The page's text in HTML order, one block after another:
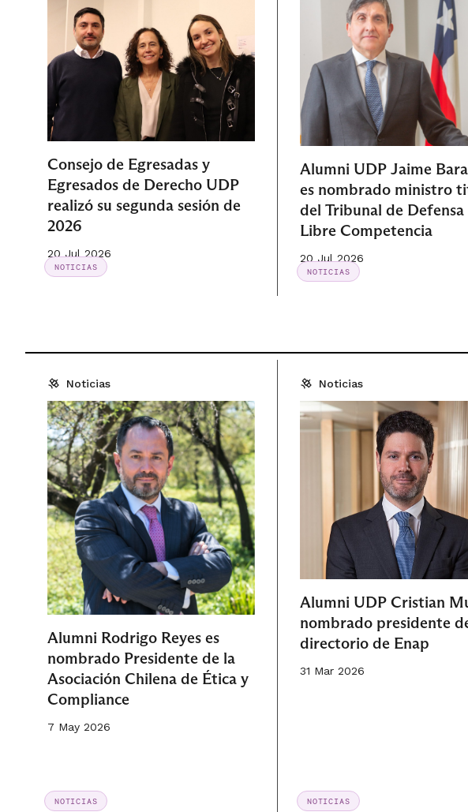
Consejo de Egresadas y
Egresados de Derecho UDP
realizó su segunda sesión de
2026
20 Jul 2026
NOTICIAS
Alumni UDP Jaime
es nombrado ministro
del Tribunal de Defensa
Libre Competencia
20 Jul 2026
NOTICIAS
Noticias
Alumni Rodrigo Reyes es
nombrado Presidente de la
Asociación Chilena de Ética y
Compliance
7 May 2026
NOTICIAS
Noticias
Alumni UDP Cristian
nombrado presidente
directorio de Enap
31 Mar 2026
NOTICIAS